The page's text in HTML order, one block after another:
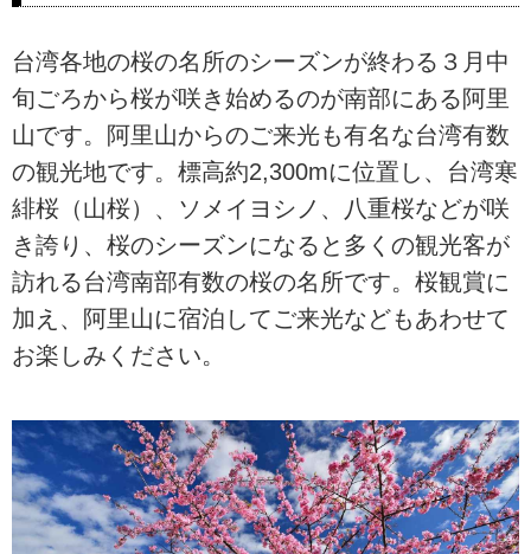
台湾各地の桜の名所のシーズンが終わる３月中
旬ごろから桜が咲き始めるのが南部にある阿里
山です。阿里山からのご来光も有名な台湾有数
の観光地です。標高約2,300mに位置し、台湾寒
緋桜（山桜）、ソメイヨシノ、八重桜などが咲
き誇り、桜のシーズンになると多くの観光客が
訪れる台湾南部有数の桜の名所です。桜観賞に
加え、阿里山に宿泊してご来光などもあわせて
お楽しみください。